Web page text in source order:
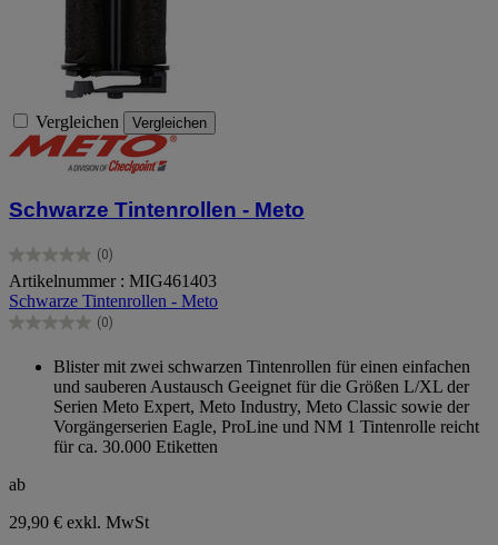
Vergleichen Vergleichen
Schwarze Tintenrollen - Meto
(0)
0.0
von
5
Sternen.
Artikelnummer : MIG461403
Schwarze Tintenrollen - Meto
(0)
0.0
Sternen.
Blister mit zwei schwarzen Tintenrollen für einen einfachen
und sauberen Austausch Geeignet für die Größen L/XL der
Serien Meto Expert, Meto Industry, Meto Classic sowie der
Vorgängerserien Eagle, ProLine und NM 1 Tintenrolle reicht
für ca. 30.000 Etiketten
ab
29,90 € exkl. MwSt